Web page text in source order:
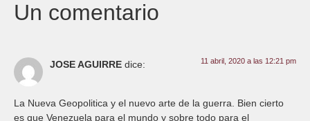
Un comentario
JOSE AGUIRRE dice: 11 abril, 2020 a las 12:21 pm
La Nueva Geopolitica y el nuevo arte de la guerra. Bien cierto
es que Venezuela para el mundo y sobre todo para el